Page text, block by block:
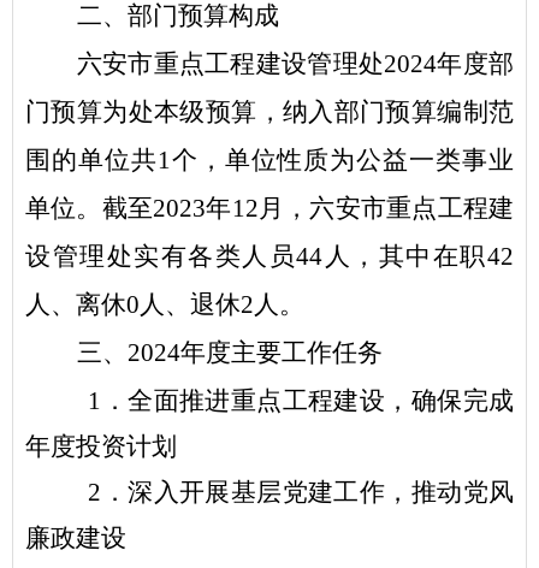
二、 部门预算构成
六安市重点工程建设管理处2024年度部
门预算为处本级预算，纳入部门预算编制范
围的单位共1个，单位性质为公益一类事业
单位。截至2023年12月， 六安市重点工程建
设管理处实有各类人员44 人，其中在职42
人、离休0人、退休2人。
三、 2024年度主要工作任务
1 ．全面推进重点工程建设，确保完成
年度投资计划
2 ．深入开展基层党建工作，推动党风
廉政建设